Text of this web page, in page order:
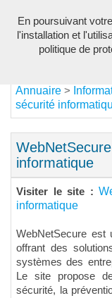
Annuaire >
sécurité
informatique
Visiter le site :
informatique
WebNetSecure est
offrant des
systèmes des
Le site propose
sécurité, la
En poursuivant
l'installation et
politique de